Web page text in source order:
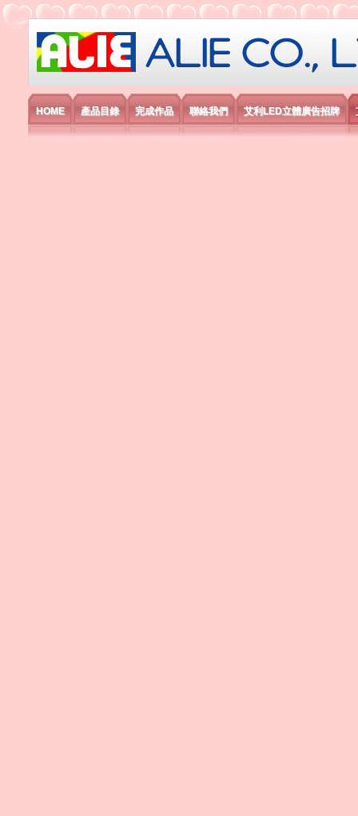
艾利國際電子有限公司
HOME 產品目錄 完成作品 聯絡我們 艾利LED立體廣告招牌